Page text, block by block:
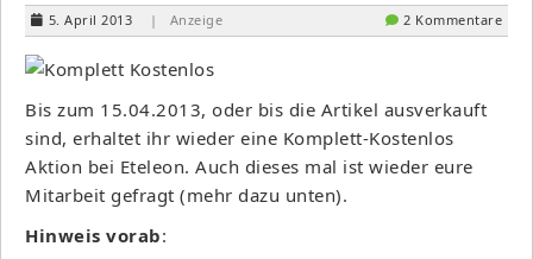
5. April 2013 | Anzeige 2 Kommentare
Bis zum 15.04.2013, oder bis die Artikel ausverkauft
sind, erhaltet ihr wieder eine Komplett-Kostenlos
Aktion bei Eteleon. Auch dieses mal ist wieder eure
Mitarbeit gefragt (mehr dazu unten).
Hinweis vorab: